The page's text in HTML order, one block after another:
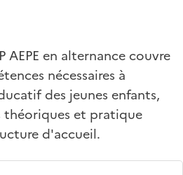
AEPE en alternance couvre
nécessaires à
des jeunes enfants,
théoriques et pratique
d'accueil.